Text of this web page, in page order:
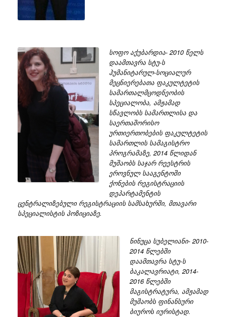
სოფო აქუბარდია- 2010 წელს
დაამთავრა სტუ-ს
ჰუმანიტარულ-სოციალურ
მეცნიერებათა ფაკულტეტის
სამართალმცოდნეობის
სპეციალობა, ამჟამად
სწავლობს სამართლისა და
საერთაშორისო
ურთიერთობების ფაკულტეტის
სამართლის სამაგისტრო
პროგრამაზე, 2014 წლიდან
მუშაობს საჯარ რეესტრის
ეროვნულ სააგენტოში
ქონების რეგისტრაციის
დეპარტამენტის
ცენტრალიზებული რეგისტრაციის სამსახურში, მთავარი
სპეციალისტის პოზიციაზე.
ნინუცა სუბელიანი- 2010-
2014 წლებში
დაამთავრა სტუ-ს
ბაკალავრიატი, 2014-
2016 წლებში
მაგისტრატურა, ამჟამად
მუშაობს ფინანსური
ბიუროს იურისტად.